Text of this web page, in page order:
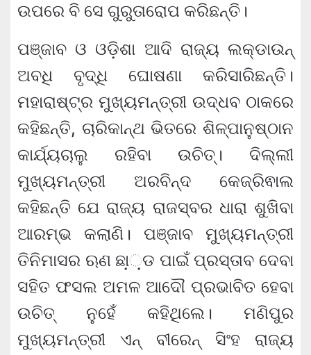
ଉପରେ ବି ସେ ଗୁରୁତାରୋପ କରିଛନ୍ତି।
ପଞ୍ଜାବ ଓ ଓଡ଼ିଶା ଆଦି ରାଜ୍ୟ ଲକ୍‌ଡାଉନ୍
ଅବଧି ବୃଦ୍ଧି ଘୋଷଣା କରିସାରିଛନ୍ତି।
ମହାରାଷ୍ଟ୍ର ମୁଖ୍ୟମନ୍ତ୍ରୀ ଉଦ୍ଧବ ଠାକରେ
କହିଛନ୍ତି, ଚାରିକାନ୍ଥ ଭିତରେ ଶିଳ୍ପାନୁଷ୍ଠାନ
କାର୍ଯ୍ୟଚାଲୁ ରହିବା ଉଚିତ୍। ଦିଲ୍ଲୀ
ମୁଖ୍ୟମନ୍ତ୍ରୀ ଅରବିନ୍ଦ କେଜ୍ରିଵାଲ
କହିଛନ୍ତି ଯେ ରାଜ୍ୟ ରାଜସ୍ବର ଧାରା ଶୁଖିବା
ଆରମ୍ଭ କଲାଣି। ପଞ୍ଜାବ ମୁଖ୍ୟମନ୍ତ୍ରୀ
ତିନିମାସର ଋଣ ଛା଼଼ଡ ପାଇଁ ପ୍ରସ୍ତାବ ଦେବା
ସହିତ ଫସଲ ଅମଳ ଆଦୌ ପ୍ରଭାବିତ ହେବା
ଉଚିତ୍ ନୁହେଁ କହିଥିଲେ। ମଣିପୁର
ମୁଖ୍ୟମନ୍ତ୍ରୀ ଏନ୍ ବୀରେନ୍ ସିଂହ ରାଜ୍ୟ